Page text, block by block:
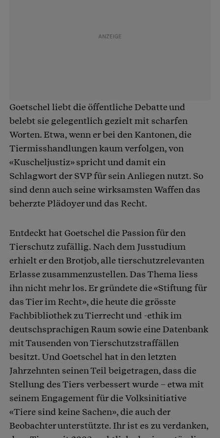
Goetschel liebt die öffentliche Debatte und
belebt sie gelegentlich gezielt mit scharfen
Worten. Etwa, wenn er bei den Kantonen, die
Tiermisshandlungen kaum verfolgen, von
«Kuscheljustiz» spricht und damit ein
Schlagwort der SVP für sein Anliegen nutzt. So
sind denn auch seine wirksamsten Waffen das
beherzte Plädoyer und das Recht.
Entdeckt hat Goetschel die Passion für den
Tierschutz zufällig. Nach dem Jusstudium
erhielt er den Brotjob, alle tierschutzrelevanten
Erlasse zusammenzustellen. Das Thema liess
ihn nicht mehr los. Er gründete die «Stiftung für
das Tier im Recht», die heute die grösste
Fachbibliothek zu Tierrecht und -ethik im
deutschsprachigen Raum sowie eine Datenbank
mit Tausenden von Tierschutzstraffällen
besitzt. Und Goetschel hat in den letzten
Jahrzehnten seinen Teil beigetragen, dass die
Stellung des Tiers verbessert wurde – etwa mit
seinem Engagement für die Volksinitiative
«Tiere sind keine Sachen», die auch der
Beobachter unterstützte. Ihr ist es zu verdanken,